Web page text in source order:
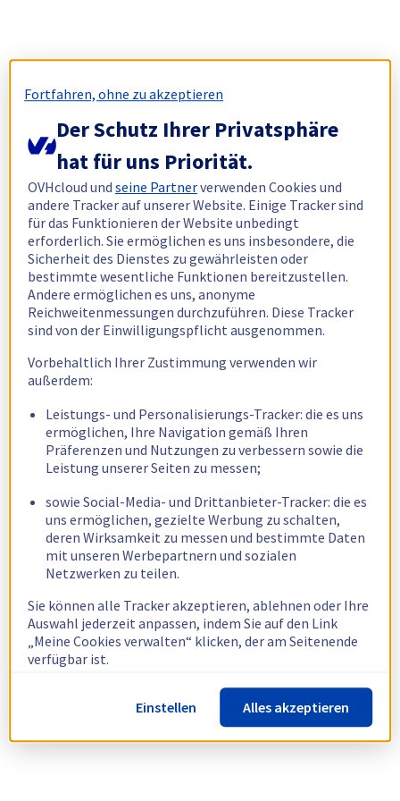
Fortfahren, ohne zu akzeptieren
Der Schutz Ihrer Privatsphäre
hat für uns Priorität.
OVHcloud undseine Partnerverwenden Cookies und
andere Tracker auf unserer Website. Einige Tracker sind
für das Funktionieren der Website unbedingt
erforderlich. Sie ermöglichen es uns insbesondere, die
Sicherheit des Dienstes zu gewährleisten oder
bestimmte wesentliche Funktionen bereitzustellen.
Andere ermöglichen es uns, anonyme
Reichweitenmessungen durchzuführen. Diese Tracker
sind von der Einwilligungspflicht ausgenommen.
Vorbehaltlich Ihrer Zustimmung verwenden wir
außerdem:
Leistungs- und Personalisierungs-Tracker: die es uns
ermöglichen, Ihre Navigation gemäß Ihren
Präferenzen und Nutzungen zu verbessern sowie die
Leistung unserer Seiten zu messen;
sowie Social-Media- und Drittanbieter-Tracker: die es
uns ermöglichen, gezielte Werbung zu schalten,
deren Wirksamkeit zu messen und bestimmte Daten
mit unseren Werbepartnern und sozialen
Netzwerken zu teilen.
Sie können alle Tracker akzeptieren, ablehnen oder Ihre
Auswahl jederzeit anpassen, indem Sie auf den Link
„Meine Cookies verwalten“ klicken, der am Seitenende
verfügbar ist.
Weitere Informationen finden Sie in unsererRichtlinie
zur Verwendung von Cookies.
Einstellen Alles akzeptieren